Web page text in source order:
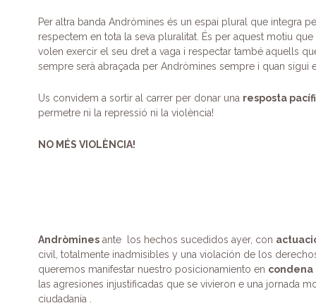
Per altra banda Andròmines és un espai plural que integra
respectem en tota la seva pluralitat. És per aquest motiu
volen exercir el seu dret a vaga i respectar també aquells
sempre serà abraçada per Andròmines sempre i quan sigui
Us convidem a sortir al carrer per donar una resposta
permetre ni la repressió ni la violència!
NO MÉS VIOLÈNCIA!
Andròminesante los hechos sucedidos ayer, con
civil, totalmente inadmisibles y una violación de los
queremos manifestar nuestro posicionamiento en condena
las agresiones injustificadas que se vivieron e una jornada
ciudadanía .